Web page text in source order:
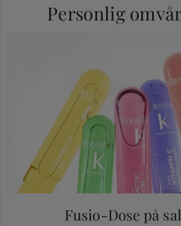
Personlig
Fusio-Dose på